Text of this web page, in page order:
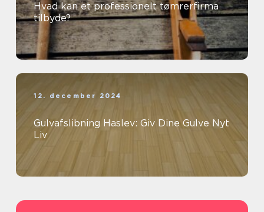
Hvad kan et professionelt tømrerfirma
tilbyde?
12. december 2024
Gulvafslibning Haslev: Giv Dine Gulve Nyt
Liv